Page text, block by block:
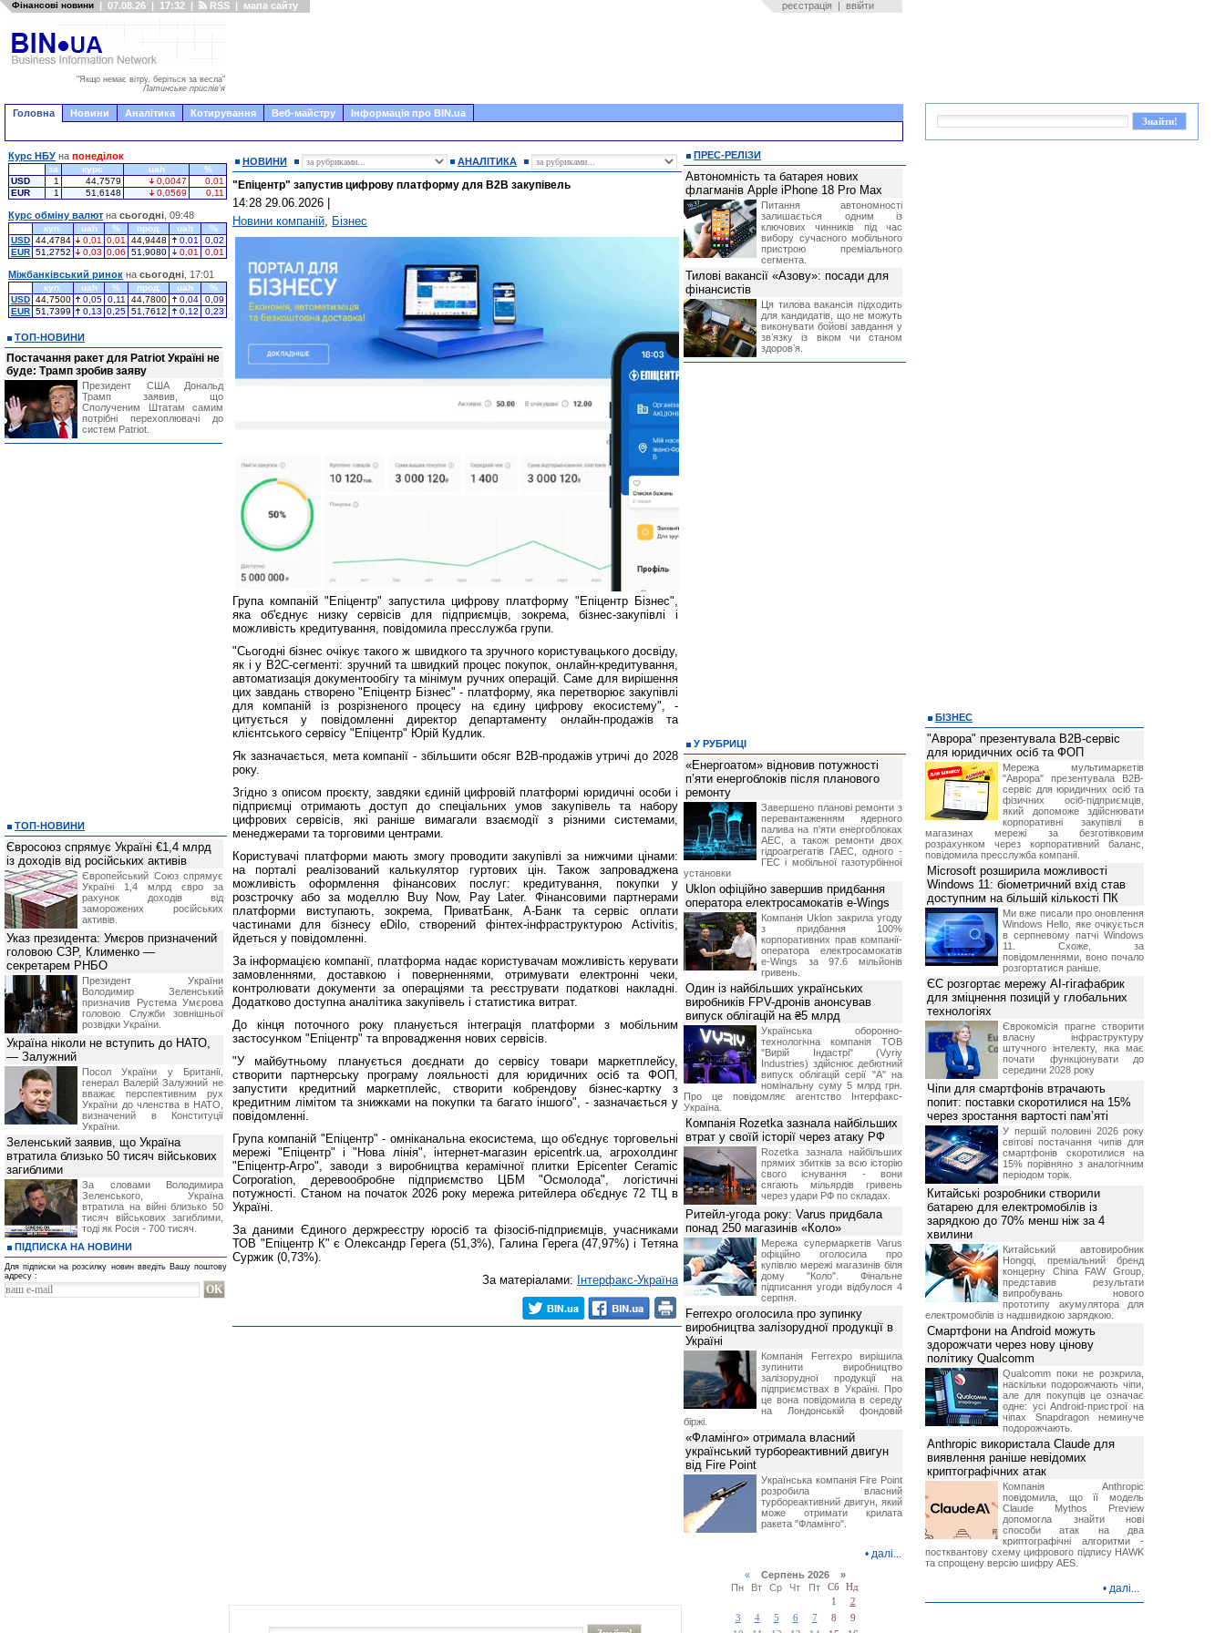
Фінансові новини | 07.08.26 | 17:32 | RSS | мапа сайту реєстрація | ввійти
"Якщо немає вітру, беріться за весла"
Латинське прислів'я
Головна Новини Аналітика Котирування Веб-майстру Інформація про BIN.ua
НОВИНИ АНАЛІТИКА
"Епіцентр" запустив цифрову платформу для B2B закупівель
14:28 29.06.2026
Новини компаній, Бізнес
Група компаній "Епіцентр" запустила цифрову платформу "Епіцентр Бізнес",
яка об'єднує низку сервісів для підприємців, зокрема, бізнес-закупівлі і
можливість кредитування, повідомила пресслужба групи.
"Сьогодні бізнес очікує такого ж швидкого та зручного користувацького досвіду,
як і у B2C-сегменті: зручний та швидкий процес покупок, онлайн-кредитування,
автоматизація документообігу та мінімум ручних операцій. Саме для вирішення
цих завдань створено "Епіцентр Бізнес" - платформу, яка перетворює закупівлі
для компаній із розрізненого процесу на єдину цифрову екосистему", -
цитується у повідомленні директор департаменту онлайн-продажів та
клієнтського сервісу "Епіцентр" Юрій Кудлик.
Як зазначається, мета компанії - збільшити обсяг B2B-продажів утричі до 2028
року.
Згідно з описом проєкту, завдяки єдиній цифровій платформі юридичні особи і
підприємці отримають доступ до спеціальних умов закупівель та набору
цифрових сервісів, які раніше вимагали взаємодії з різними системами,
менеджерами та торговими центрами.
Користувачі платформи мають змогу проводити закупівлі за нижчими цінами:
на порталі реалізований калькулятор гуртових цін. Також запроваджена
можливість оформлення фінансових послуг: кредитування, покупки у
розстрочку або за моделлю Buy Now, Pay Later. Фінансовими партнерами
платформи виступають, зокрема, ПриватБанк, А-Банк та сервіс оплати
частинами для бізнесу eDilo, створений фінтех-інфраструктурою Activitis,
йдеться у повідомленні.
За інформацією компанії, платформа надає користувачам можливість керувати
замовленнями, доставкою і поверненнями, отримувати електронні чеки,
контролювати документи за операціями та реєструвати податкові накладні.
Додатково доступна аналітика закупівель і статистика витрат.
До кінця поточного року планується інтеграція платформи з мобільним
застосунком "Епіцентр" та впровадження нових сервісів.
"У майбутньому планується доєднати до сервісу товари маркетплейсу,
створити партнерську програму лояльності для юридичних осіб та ФОП,
запустити кредитний маркетплейс, створити кобрендову бізнес-картку з
кредитним лімітом та знижками на покупки та багато іншого", - зазначається у
повідомленні.
Група компаній "Епіцентр" - омніканальна екосистема, що об'єднує торговельні
мережі "Епіцентр" і "Нова лінія", інтернет-магазин epicentrk.ua, агрохолдинг
"Епіцентр-Агро", заводи з виробництва керамічної плитки Epicenter Ceramic
Corporation, деревообробне підприємство ЦБМ "Осмолода", логістичні
потужності. Станом на початок 2026 року мережа ритейлера об'єднує 72 ТЦ в
Україні.
За даними Єдиного держреєстру юросіб та фізосіб-підприємців, учасниками
ТОВ "Епіцентр К" є Олександр Герега (51,3%), Галина Герега (47,97%) і Тетяна
Суржик (0,73%).
За матеріалами: Інтерфакс-Україна
Курс НБУ на понеділок
за курс uah
%
USD
1 44,7579 0,0047
0,01
EUR
1 51,6148 0,0569 0,11
Курс обміну валют на сьогодні , 09:48
куп. uah % прод. uah
%
USD 44,4784 0,01 0,01 44,9448 0,01
0,02
EUR 51,2752 0,03 0,06 51,9080 0,01 0,01
Міжбанківський ринок на сьогодні , 17:01
куп. uah % прод. uah
%
USD 44,7500 0,05 0,11 44,7800 0,04
0,09
EUR 51,7399 0,13 0,25 51,7612 0,12 0,23
ТОП-НОВИНИ
Постачання ракет для Patriot Україні не
буде: Трамп зробив заяву
Президент США Дональд
Трамп заявив, що
Сполученим Штатам самим
потрібні перехоплювачі до
систем Patriot.
ТОП-НОВИНИ
Євросоюз спрямує Україні €1,4 млрд
із доходів від російських активів
Європейський Союз спрямує
Україні 1,4 млрд євро за
рахунок доходів від
заморожених російських
активів.
Указ президента: Умєров призначений
головою СЗР, Клименко —
секретарем РНБО
Президент України
Володимир Зеленський
призначив Pустема Умєрова
головою Служби зовнішньої
розвідки України.
Україна ніколи не вступить до НАТО,
— Залужний
Посол України у Британії,
генерал Валерій Залужний не
вважає перспективним рух
України до членства в НАТО,
визначений в Конституції
України.
Зеленський заявив, що Україна
втратила близько 50 тисяч військових
загиблими
За словами Володимира
Зеленського, Україна
втратила на війні близько 50
тисяч військових загиблими,
тоді як Росія - 700 тисяч.
ПІДПИСКА НА НОВИНИ
Для підписки на розсилку новин введіть Вашу поштову
адресу :
ПРЕС-РЕЛІЗИ
Автономність та батарея нових
флагманів Apple iPhone 18 Pro Max
Питання автономності
залишається одним із
ключових чинників під час
вибору сучасного мобільного
пристрою преміального
сегмента.
Тилові вакансії «Азову»: посади для
фінансистів
Ця тилова вакансія підходить
для кандидатів, що не можуть
виконувати бойові завдання у
звʼязку із віком чи станом
здоровʼя.
У РУБРИЦІ
«Енергоатом» відновив потужності
п’яти енергоблоків після планового
ремонту
Завершено планові ремонти з
перевантаженням ядерного
палива на п'яти енергоблоках
АЕС, а також ремонти двох
гідроагрегатів ГАЕС, одного -
ГЕС і мобільної газотурбінної
установки
Uklon офіційно завершив придбання
оператора електросамокатів e-Wings
Компанія Uklon закрила угоду
з придбання 100%
корпоративних прав компанії-
оператора електросамокатів
e-Wings за 97.6 мільйонів
гривень.
Один із найбільших українських
виробників FPV-дронів анонсував
випуск облігацій на ₴5 млрд
Українська оборонно-
технологічна компанія ТОВ
"Вирій Індастрі" (Vyriy
Industries) здійснює дебютний
випуск облігацій серії "А" на
номінальну суму 5 млрд грн.
Про це повідомляє агентство Інтерфакс-
Україна.
Компанія Rozetka зазнала найбільших
втрат у своїй історії через атаку РФ
Rozetka зазнала найбільших
прямих збитків за всю історію
свого існування - вони
сягають мільярдів гривень
через удари РФ по складах.
Ритейл-угода року: Varus придбала
понад 250 магазинів «Коло»
Мережа супермаркетів Varus
офіційно оголосила про
купівлю мережі магазинів біля
дому "Коло". Фінальне
підписання угоди відбулося 4
серпня.
Ferrexpo оголосила про зупинку
виробництва залізорудної продукції в
Україні
Компанія Ferrexpo вирішила
зупинити виробництво
залізорудної продукції на
підприємствах в Україні. Про
це вона повідомила в середу
на Лондонській фондовій
біржі.
«Фламінго» отримала власний
український турбореактивний двигун
від Fire Point
Українська компанія Fire Point
розробила власний
турбореактивний двигун, який
може отримати крилата
ракета "Фламінго".
• далі...
«Серпень 2026 »
Пн
Вт Ср Чт Пт Сб
Нд
1
2
3
4 5 6 7 8
9
БІЗНЕС
"Аврора" презентувала B2B-сервіс
для юридичних осіб та ФОП
Мережа мультимаркетів
"Аврора" презентувала B2B-
сервіс для юридичних осіб та
фізичних осіб-підприємців,
який допоможе здійснювати
корпоративні закупівлі в
магазинах мережі за безготівковим
розрахунком через корпоративний баланс,
повідомила пресслужба компанії.
Microsoft розширила можливості
Windows 11: біометричний вхід став
доступним на більшій кількості ПК
Ми вже писали про оновлення
Windows Hello, яке очікується
в серпневому патчі Windows
11. Схоже, за
повідомленнями, воно почало
розгортатися раніше.
ЄС розгортає мережу AI-гігафабрик
для зміцнення позицій у глобальних
технологіях
Єврокомісія прагне створити
власну інфраструктуру
штучного інтелекту, яка має
почати функціонувати до
середини 2028 року
Чіпи для смартфонів втрачають
попит: поставки скоротилися на 15%
через зростання вартості пам’яті
У першій половині 2026 року
світові постачання чипів для
смартфонів скоротилися на
15% порівняно з аналогічним
періодом торік.
Китайські розробники створили
батарею для електромобілів із
зарядкою до 70% менш ніж за 4
хвилини
Китайський автовиробник
Hongqi, преміальний бренд
концерну China FAW Group,
представив результати
випробувань нового
прототипу акумулятора для
електромобілів із надшвидкою зарядкою.
Смартфони на Android можуть
здорожчати через нову цінову
політику Qualcomm
Qualcomm поки не розкрила,
наскільки подорожчають чіпи,
але для покупців це означає
одне: усі Android-пристрої на
чіпах Snapdragon неминуче
подорожчають.
Anthropic використала Claude для
виявлення раніше невідомих
криптографічних атак
Компанія Anthropic
повідомила, що її модель
Claude Mythos Preview
допомогла знайти нові
способи атак на два
криптографічні алгоритми -
постквантову схему цифрового підпису HAWK
та спрощену версію шифру AES.
• далі...